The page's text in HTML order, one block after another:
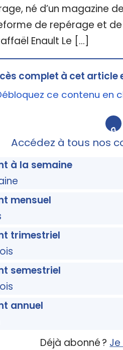
né d’un magazine
de repérage et de
Enault Le […]
complet à cet article
ce contenu en
🔒
Accédez à tous nos
à la semaine
mensuel
trimestriel
semestriel
annuel
Déjà abonné ?